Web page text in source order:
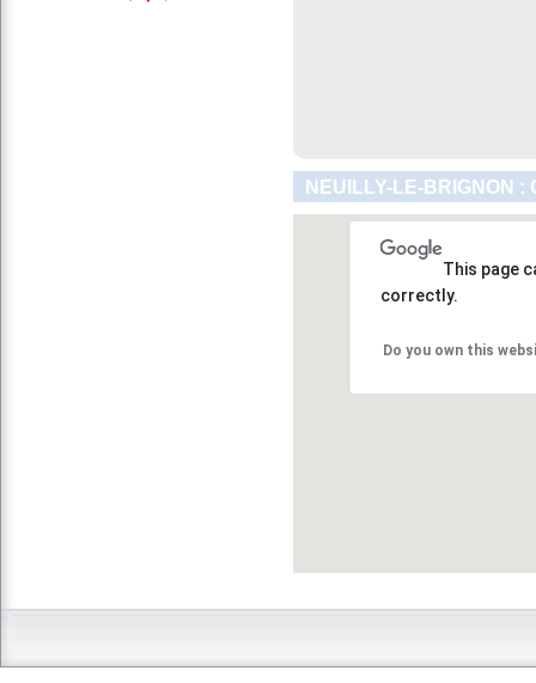
NEUILLY-LE-BRIGNON :
This page
correctly.
Do you own this